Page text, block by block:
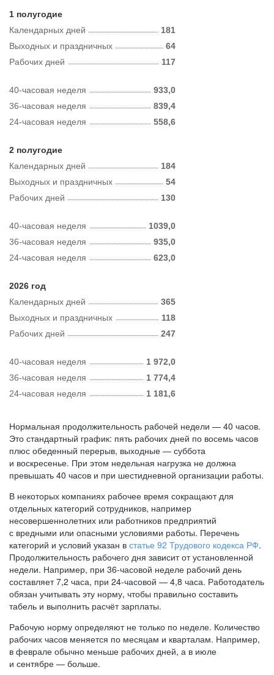
1 полугодие
Календарных дней
181
Рабочих дней 117
Выходных и праздничных 64
40-часовая неделя
933,0
36-часовая неделя
839,4
24-часовая неделя
558,6
2 полугодие
Календарных дней
184
Рабочих дней 130
Выходных и праздничных 54
40-часовая неделя
1039,0
36-часовая неделя
935,0
24-часовая неделя
623,0
2026 год
Календарных дней
365
Рабочих дней 247
Выходных и праздничных 118
40-часовая неделя
1 972,0
36-часовая неделя
1 774,4
24-часовая неделя
1 181,6
Нормальная продолжительность рабочей недели — 40 часов.
Это стандартный график: пять рабочих дней по восемь часов
плюс обеденный перерыв, выходные — суббота
и воскресенье. При этом недельная нагрузка не должна
превышать 40 часов и при шестидневной организации работы.
В некоторых компаниях рабочее время сокращают для
отдельных категорий сотрудников, например
несовершеннолетних или работников предприятий
с вредными или опасными условиями работы. Перечень
категорий и условий указан в статье 92 Трудового кодекса РФ.
Продолжительность рабочего дня зависит от установленной
недели. Например, при 36-часовой неделе рабочий день
составляет 7,2 часа, при 24-часовой — 4,8 часа. Работодатель
обязан учитывать эту норму, чтобы правильно составить
табель и выполнить расчёт зарплаты.
Рабочую норму определяют не только по неделе. Количество
рабочих часов меняется по месяцам и кварталам. Например,
в феврале обычно меньше рабочих дней, а в июле
и сентябре — больше.